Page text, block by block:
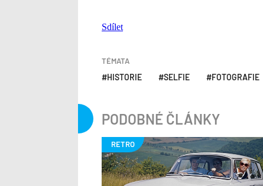
Sdílet
TÉMATA
HISTORIE SELFIE FOTOGRAFIE
PODOBNÉ ČLÁNKY